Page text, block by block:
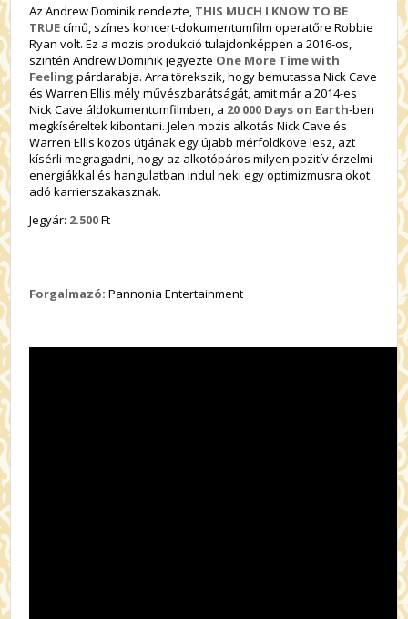
Az Andrew Dominik rendezte, THIS MUCH I KNOW TO BE
TRUEcímű, színes koncert-dokumentumfilm operatőre Robbie
Ryan volt. Ez a mozis produkció tulajdonképpen a 2016-os,
szintén Andrew Dominik jegyezte One More Time with
Feeling párdarabja. Arra törekszik, hogy bemutassa Nick Cave
és Warren Ellis mély művészbarátságát, amit már a 2014-es
Nick Cave áldokumentumfilmben, a 20 000 Days on Earth-ben
megkíséreltek kibontani. Jelen mozis alkotás Nick Cave és
Warren Ellis közös útjának egy újabb mérföldköve lesz, azt
kísérli megragadni, hogy az alkotópáros milyen pozitív érzelmi
energiákkal és hangulatban indul neki egy optimizmusra okot
adó karrierszakasznak.
Jegyár: 2.500Ft
Forgalmazó: Pannonia Entertainment